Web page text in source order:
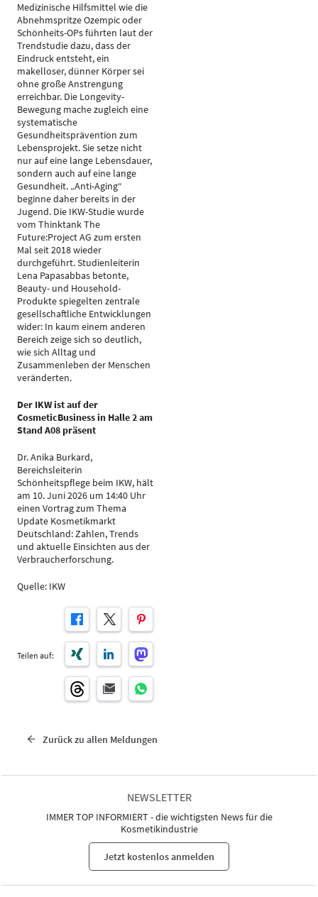
Medizinische Hilfsmittel wie die
Abnehmspritze Ozempic oder
Schönheits-OPs führten laut der
Trendstudie dazu, dass der
Eindruck entsteht, ein
makelloser, dünner Körper sei
ohne große Anstrengung
erreichbar. Die Longevity-
Bewegung mache zugleich eine
systematische
Gesundheitsprävention zum
Lebensprojekt. Sie setze nicht
nur auf eine lange Lebensdauer,
sondern auch auf eine lange
Gesundheit. „Anti-Aging“
beginne daher bereits in der
Jugend. Die IKW-Studie wurde
vom Thinktank The
Future:Project AG zum ersten
Mal seit 2018 wieder
durchgeführt. Studienleiterin
Lena Papasabbas betonte,
Beauty- und Household-
Produkte spiegelten zentrale
gesellschaftliche Entwicklungen
wider: In kaum einem anderen
Bereich zeige sich so deutlich,
wie sich Alltag und
Zusammenleben der Menschen
veränderten.
Der IKW ist auf der
CosmeticBusiness in Halle 2 am
Stand A08 präsent
Dr. Anika Burkard,
Bereichsleiterin
Schönheitspflege beim IKW, hält
am 10. Juni 2026 um 14:40 Uhr
einen Vortrag zum Thema
Update Kosmetikmarkt
Deutschland: Zahlen, Trends
und aktuelle Einsichten aus der
Verbraucherforschung.
Quelle: IKW
Teilen auf:
Zurück zu allen Meldungen
NEWSLETTER
IMMER TOP INFORMIERT - die wichtigsten News für die
Kosmetikindustrie
Jetzt kostenlos anmelden